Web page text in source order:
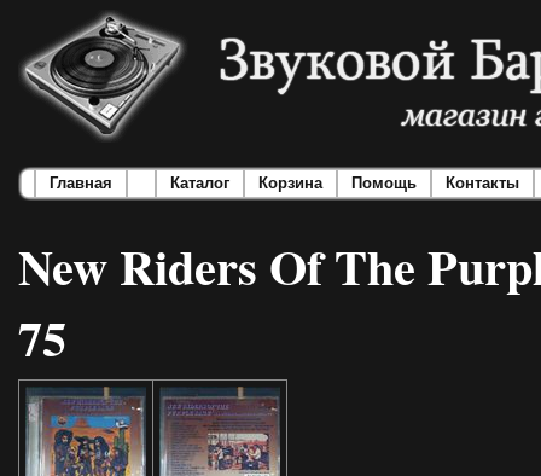
Главная Каталог Корзина Помощь Контакты
New Riders Of The
75